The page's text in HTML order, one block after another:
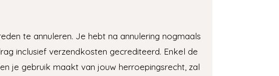
te annuleren. Je hebt na annulering nogmaals
inclusief verzendkosten gecrediteerd. Enkel de
je gebruik maakt van jouw herroepingsrecht, zal